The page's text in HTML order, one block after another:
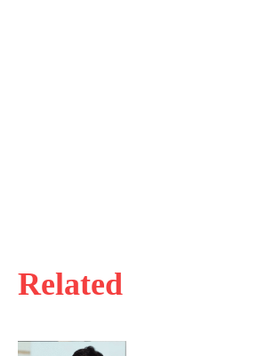
Related